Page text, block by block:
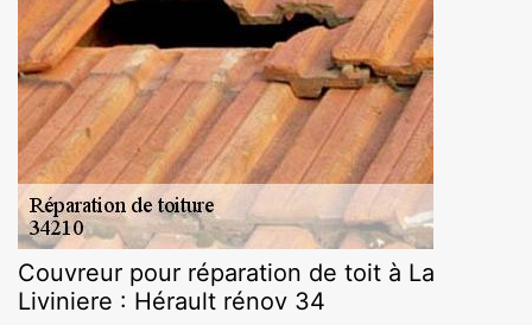
Couvreur pour réparation de toit à La
Liviniere : Hérault rénov 34